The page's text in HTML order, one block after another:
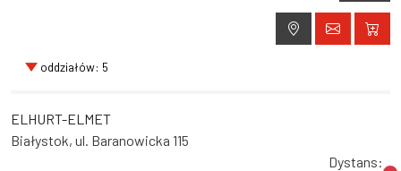
oddziałów: 5
ELHURT-ELMET
Białystok, ul. Baranowicka 115
Dystans: